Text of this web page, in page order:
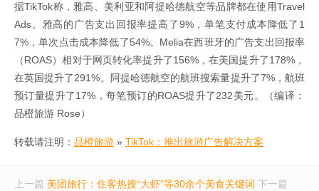
据TikTok称，雅高、美利亚和阿提哈德航空等品牌都在使用Travel
Ads。雅高的广告支出回报率提高了9%，单笔支付成本降低了1
7%，单次点击成本降低了54%。Melia在西班牙的广告支出回报率
（ROAS）相对于网页转化率提升了156%，在美国提升了178%，
在英国提升了291%。阿提哈德航空的航班搜索量提升了7%，航班
预订量提升了17%，每笔预订的ROAS提升了232美元。（编译：
品橙旅游 Rose）
转载请注明： 品橙旅游 » TikTok：推出旅游广告解决方案
上一篇 美团旅行：住客热搜“大虾”等30余个美食关键词 下一篇